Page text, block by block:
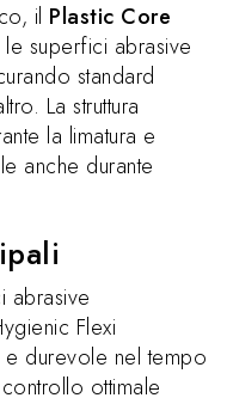
il Plastic Core
superfici abrasive
standard
La struttura
la limatura e
anche durante
abrasive
Flexi
e durevole nel tempo
ottimale